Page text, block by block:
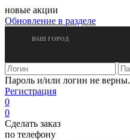
новые акции
Обновление в разделе
ВАШ ГОРОД
Пароль и/или логин не верны.
Регистрация
0
0
Сделать заказ
по телефону